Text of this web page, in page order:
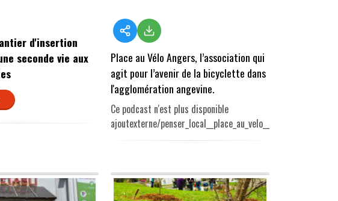
d'insertion
seconde vie aux
Place au Vélo Angers, l’association qui
agit pour l’avenir de la bicyclette dans
l'agglomération angevine.
Ce podcast n'est plus disponible
ajoutexterne/penser_local__place_au_velo__2.mp3